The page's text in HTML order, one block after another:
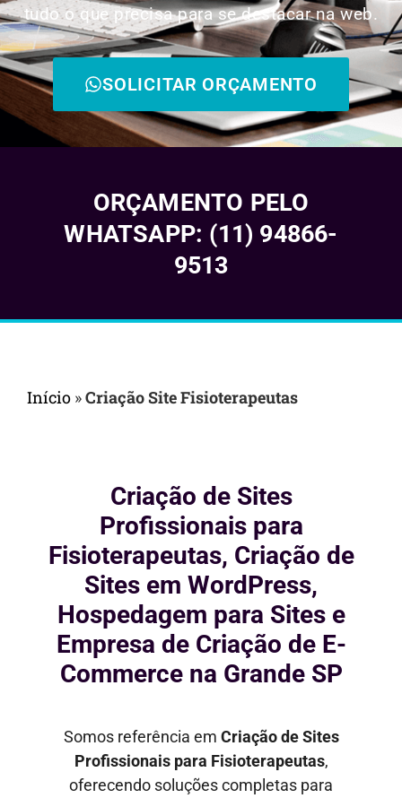
tudo o que precisa para se destacar na web.
SOLICITAR ORÇAMENTO
ORÇAMENTO PELO
WHATSAPP: (11) 94866-
9513
Início »Criação Site Fisioterapeutas
Criação de Sites
Profissionais para
Fisioterapeutas, Criação de
Sites em WordPress,
Hospedagem para Sites e
Empresa de Criação de E-
Commerce na Grande SP
Somos referência em Criação de Sites
Profissionais para Fisioterapeutas,
oferecendo soluções completas para